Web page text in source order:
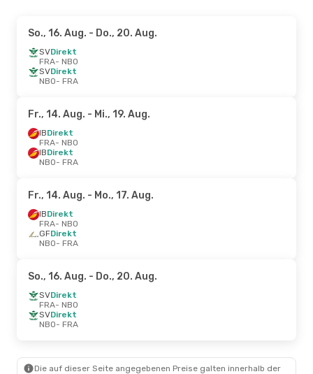
So., 16. Aug. - Do., 20. Aug.
SVDirekt
FRA- NBO
SVDirekt
NBO- FRA
Fr., 14. Aug. - Mi., 19. Aug.
IBDirekt
FRA- NBO
IBDirekt
NBO- FRA
Fr., 14. Aug. - Mo., 17. Aug.
IBDirekt
FRA- NBO
GFDirekt
NBO- FRA
So., 16. Aug. - Do., 20. Aug.
SVDirekt
FRA- NBO
SVDirekt
NBO- FRA
Die auf dieser Seite angegebenen Preise galten innerhalb der